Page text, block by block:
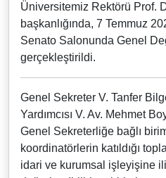
Üniversitemiz Rektörü Prof.
başkanlığında, 7 Temmuz
Senato Salonunda Genel
gerçekleştirildi.
Genel Sekreter V. Tanfer
Yardımcısı V. Av. Mehmet
Genel Sekreterliğe bağlı
koordinatörlerin katıldığı
idari ve kurumsal işleyişine